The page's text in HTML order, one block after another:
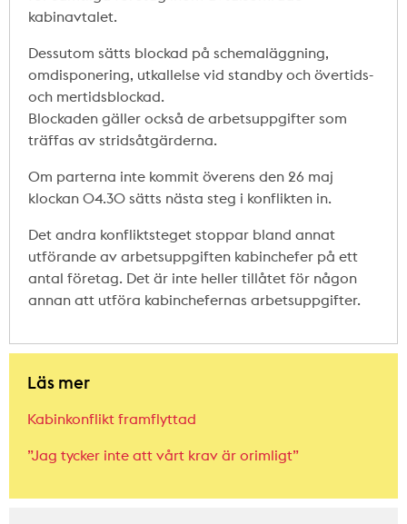
kabinavtalet.
Dessutom sätts blockad på schemaläggning,
omdisponering, utkallelse vid standby och övertids-
och mertidsblockad.
Blockaden gäller också de arbetsuppgifter som
träffas av stridsåtgärderna.
Om parterna inte kommit överens den 26 maj
klockan 04.30 sätts nästa steg i konflikten in.
Det andra konfliktsteget stoppar bland annat
utförande av arbetsuppgiften kabinchefer på ett
antal företag. Det är inte heller tillåtet för någon
annan att utföra kabinchefernas arbetsuppgifter.
Läs mer
Kabinkonflikt framflyttad
”Jag tycker inte att vårt krav är orimligt”